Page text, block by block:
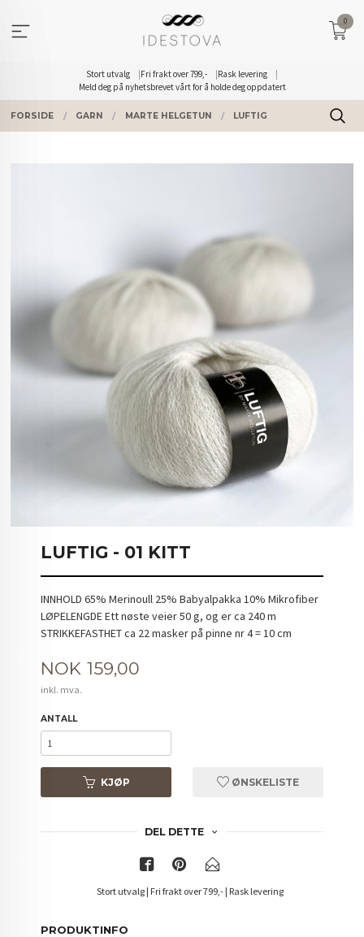
innholdet
Stort utvalg Fri frakt over 799,-
Rask levering
Meld deg på nyhetsbrevet vårt for å holde deg oppdatert
0
FORSIDE GARN MARTE HELGETUN LUFTIG
LUFTIG - 01 KITT
INNHOLD 65% Merinoull 25% Babyalpakka 10% Mikrofiber
LØPELENGDE Ett nøste veier 50 g, og er ca 240 m
STRIKKEFASTHET ca 22 masker på pinne nr 4 = 10 cm
Pris
NOK 159,00
inkl. mva.
ANTALL
KJØP ØNSKELISTE
DEL DETTE
Stort utvalg | Fri frakt over 799,- | Rask levering
PRODUKTINFO